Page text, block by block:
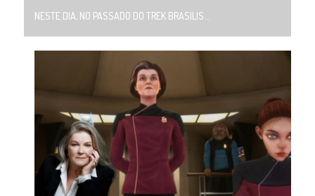
NESTE DIA, NO PASSADO DO TREK BRASILIS...